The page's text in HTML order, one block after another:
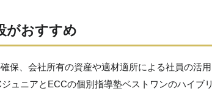
がおすすめ
保、会社所有の資産や適材適所による社員の活用
ュニアとECCの個別指導塾ベストワンのハイブリ